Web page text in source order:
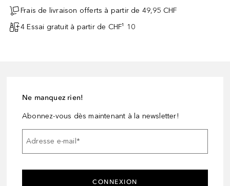
Frais de livraison offerts à partir de 49,95 CHF
4 Essai gratuit à partir de CHF¹ 10
Ne manquez rien!
Abonnez-vous dès maintenant à la newsletter!
Adresse e-mail*
CONNEXION